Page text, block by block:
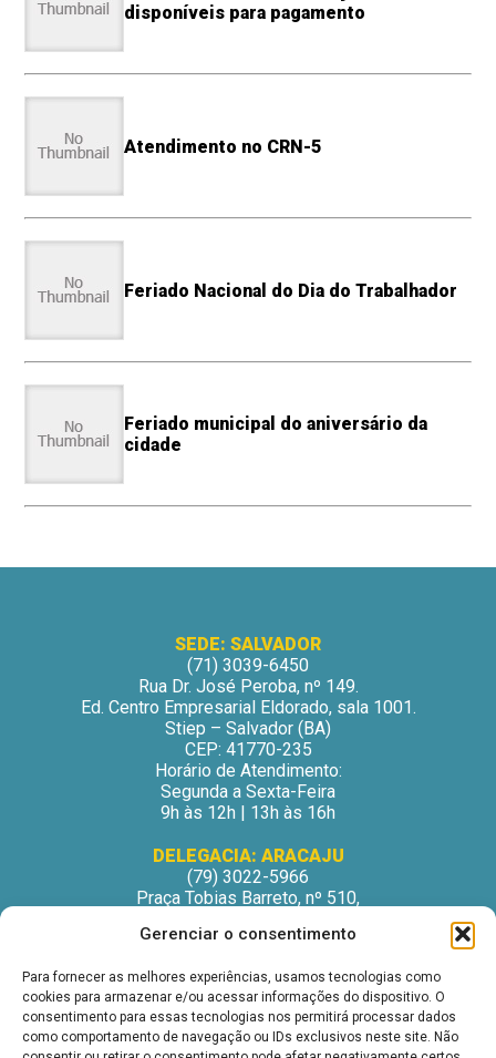
Gerenciar o consentimento
Para fornecer as melhores experiências, usamos tecnologias como
cookies para armazenar e/ou acessar informações do dispositivo. O
consentimento para essas tecnologias nos permitirá processar dados
como comportamento de navegação ou IDs exclusivos neste site. Não
disponíveis para pagamento
Atendimento no CRN-5
Feriado Nacional do Dia do Trabalhador
Feriado municipal do aniversário da
cidade
SEDE: SALVADOR
(71) 3039-6450
Rua Dr. José Peroba, nº 149.
Ed. Centro Empresarial Eldorado, sala 1001.
Stiep – Salvador (BA)
CEP: 41770-235
Horário de Atendimento:
Segunda a Sexta-Feira
9h às 12h | 13h às 16h
DELEGACIA: ARACAJU
(79) 3022-5966
Praça Tobias Barreto, nº 510,
São José – Aracaju/SE
Horário de Atendimento:
Segunda a Sexta-Feira
9h às 12h | 13h às 16h